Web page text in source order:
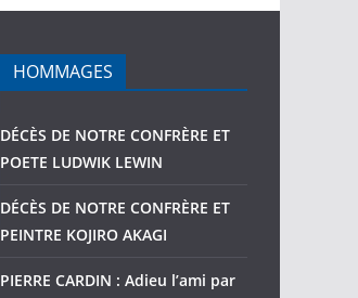
HOMMAGES
DÉCÈS DE NOTRE CONFRÈRE ET
POETE LUDWIK LEWIN
DÉCÈS DE NOTRE CONFRÈRE ET
PEINTRE KOJIRO AKAGI
PIERRE CARDIN : Adieu l’ami par